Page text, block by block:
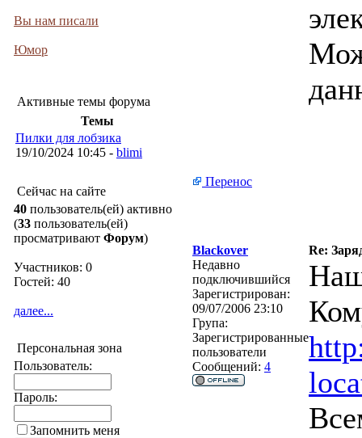
Вы нам писали
Юмор
Активные темы форума
Темы
Пилки для лобзика
19/10/2024 10:45 - blimi
Сейчас на сайте
40 пользователь(ей) активно
(33 пользователь(ей)
просматривают Форум)
Участников: 0
Гостей: 40
далее...
Персональная зона
Пользователь:
Пароль:
Запомнить меня
Перенос
Blackover
Re:
Недавно
подключившийся
Зарегистрирован:
09/07/2006 23:10
Група:
Зарегистрированные
пользователи
Сообщений: 4